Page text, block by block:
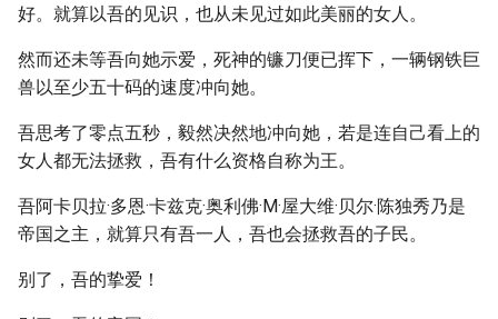
好。就算以吾的见识，也从未见过如此美丽的女人。
然而还未等吾向她示爱，死神的镰刀便已挥下，一辆钢铁巨
兽以至少五十码的速度冲向她。
吾思考了零点五秒，毅然决然地冲向她，若是连自己看上的
女人都无法拯救，吾有什么资格自称为王。
吾阿卡贝拉·多恩·卡兹克·奥利佛·M·屋大维·贝尔·陈独秀乃是
帝国之主，就算只有吾一人，吾也会拯救吾的子民。
别了，吾的挚爱！